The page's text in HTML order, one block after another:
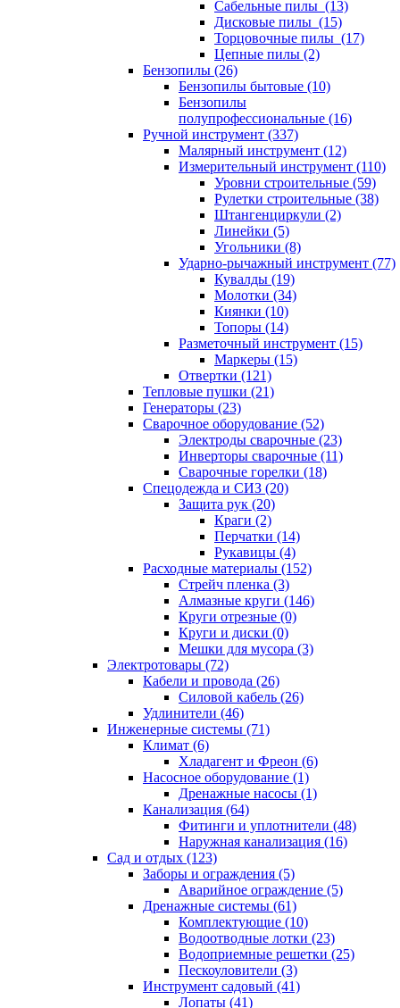
Сабельные пилы (13)
Дисковые пилы (15)
Торцовочные пилы (17)
Цепные пилы (2)
Бензопилы (26)
Бензопилы бытовые (10)
Бензопилы
полупрофессиональные (16)
Ручной инструмент (337)
Малярный инструмент (12)
Измерительный инструмент (110)
Уровни строительные (59)
Рулетки строительные (38)
Штангенциркули (2)
Линейки (5)
Угольники (8)
Ударно-рычажный инструмент (77)
Кувалды (19)
Молотки (34)
Киянки (10)
Топоры (14)
Разметочный инструмент (15)
Маркеры (15)
Отвертки (121)
Тепловые пушки (21)
Генераторы (23)
Сварочное оборудование (52)
Электроды сварочные (23)
Инверторы сварочные (11)
Сварочные горелки (18)
Спецодежда и СИЗ (20)
Защита рук (20)
Краги (2)
Перчатки (14)
Рукавицы (4)
Расходные материалы (152)
Стрейч пленка (3)
Алмазные круги (146)
Круги отрезные (0)
Круги и диски (0)
Мешки для мусора (3)
Электротовары (72)
Кабели и провода (26)
Силовой кабель (26)
Удлинители (46)
Инженерные системы (71)
Климат (6)
Хладагент и Фреон (6)
Насосное оборудование (1)
Дренажные насосы (1)
Канализация (64)
Фитинги и уплотнители (48)
Наружная канализация (16)
Сад и отдых (123)
Заборы и ограждения (5)
Аварийное ограждение (5)
Дренажные системы (61)
Комплектующие (10)
Водоотводные лотки (23)
Водоприемные решетки (25)
Пескоуловители (3)
Инструмент садовый (41)
Лопаты (41)